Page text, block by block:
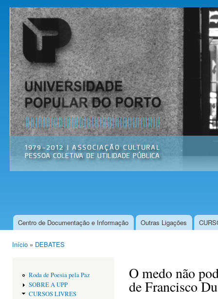
Universidade
Popular do
Porto
Associação
Cultural
Menu principal
Centro de Documentação e Informação Outras Ligações
Início » DEBATES
Roda de Poesia pela Paz
SOBRE A UPP
CURSOS LIVRES
O medo não
de Francisco